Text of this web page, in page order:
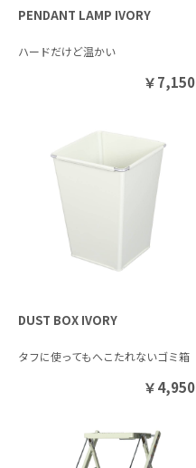
PENDANT LAMP IVORY
ハードだけど温かい
￥7,150
DUST BOX IVORY
タフに使ってもへこたれないゴミ箱
￥4,950